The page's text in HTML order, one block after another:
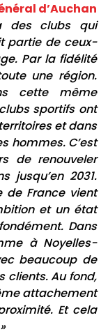
d’Auchan
clubs qui
partie de ceux-
Par la fidélité
une région.
cette même
sportifs ont
et dans
hommes. C’est
de renouveler
jusqu’en 2031.
de France vient
et un état
Dans
à Noyelles-
beaucoup de
clients. Au fond,
attachement
Et cela